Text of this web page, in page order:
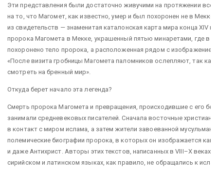
Эти представления были достаточно живучими на протяжении
на то, что Магомет, как известно, умер и был похоронен не в
из свидетельств — знаменитая каталонская карта мира конца XIV
пророка Магомета в Мекке, украшенный пятью минаретами, где в
похоронено тело пророка, а расположенная рядом с изображением
«После визита гробницы Магомета паломников ослепляют, так
смотреть на бренный мир».
Откуда берет начало эта легенда?
Смерть пророка Магомета и превращения, происходившие с его
занимали средневековых писателей. Сначала восточные
в контакт с миром ислама, а затем жители завоеванной
полемические биографии пророка, в которых он изображается
и даже Антихрист. Авторы этих текстов, написанных в VIII–X веках
сирийском и латинском языках, как правило, не обращались к